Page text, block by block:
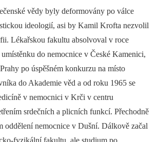
vědy byly deformovány po válce
ideologií, asi by Kamil Krofta nezvolil
Lékařskou fakultu absolvoval v roce
do nemocnice v České Kamenici,
po úspěšném konkurzu na místo
do Akademie věd a od roku 1965 se
v nemocnici v Krči v centru
srdečních a plicních funkcí. Přechodně
oddělení nemocnice v Dušní. Dálkově začal
fyzikální fakultu, ale studium po